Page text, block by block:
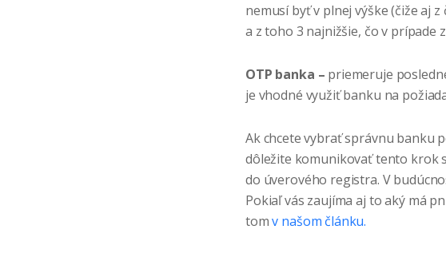
nemusí byť v plnej výške (čiže aj
a z toho 3 najnižšie, čo v prípade
OTP banka – priemeruje
je vhodné využiť banku na
Ak chcete vybrať správnu banku
dôležite komunikovať tento krok
do úverového registra. V
Pokiaľ vás zaujíma aj to aký má
tomv našom článku.